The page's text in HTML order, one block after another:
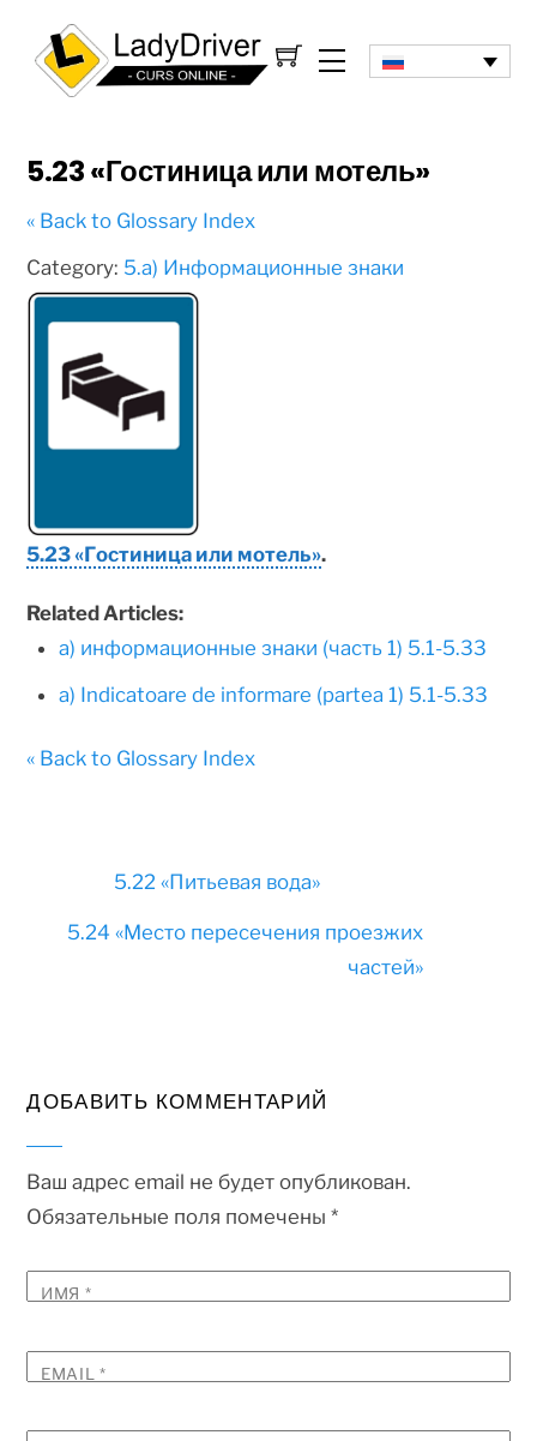
5.23 «Гостиница или мотель»
« Back to Glossary Index
Category: 5.а) Информационные знаки
5.23 «Гостиница или мотель».
Related Articles:
а) информационные знаки (часть 1) 5.1-5.33
а) Indicatoare de informare (partea 1) 5.1-5.33
« Back to Glossary Index
5.22 «Питьевая вода»
5.24 «Место пересечения проезжих
частей»
ДОБАВИТЬ КОММЕНТАРИЙ
Ваш адрес email не будет опубликован.
Обязательные поля помечены*
ИМЯ *
EMAIL *